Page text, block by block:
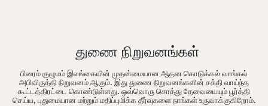
துணை நிறுவனங்கள்
பிரைம் குழுமம் இலங்கையின் முதன்மையான ஆதன கொடுக்கல் வாங்கல்
அபிவிருத்தி நிறுவனம் ஆகும். இது துணை நிறுவனங்களின் சக்தி வாய்ந்த
கூட்டத்திரட்டை கொண்டுள்ளது. ஒவ்வொரு சொத்து தேவையையும் பூர்த்தி
செய்ய, புதுமையான மற்றும் மதிப்புமிக்க தீர்வுகளை நாங்கள் உருவாக்குகிறோம்.